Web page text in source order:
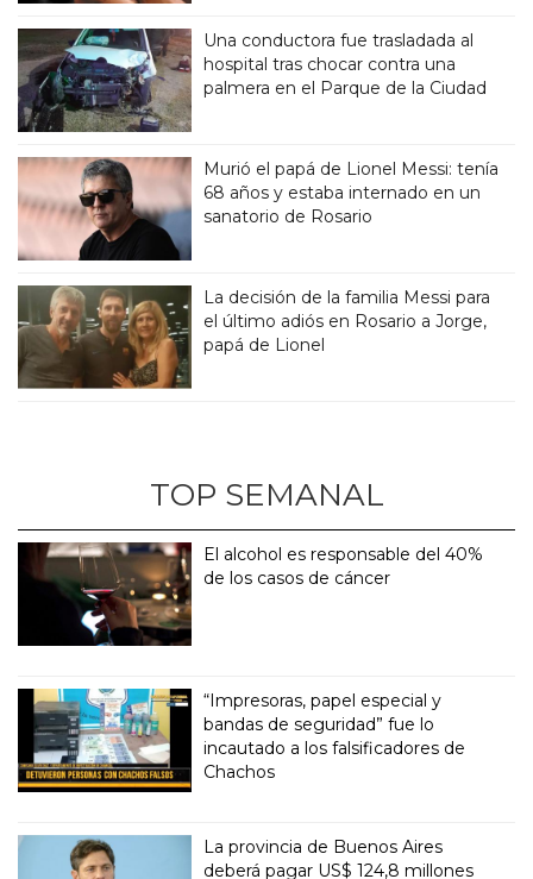
Una conductora fue trasladada al
hospital tras chocar contra una
palmera en el Parque de la Ciudad
Murió el papá de Lionel Messi: tenía
68 años y estaba internado en un
sanatorio de Rosario
La decisión de la familia Messi para
el último adiós en Rosario a Jorge,
papá de Lionel
TOP SEMANAL
El alcohol es responsable del 40%
de los casos de cáncer
“Impresoras, papel especial y
bandas de seguridad” fue lo
incautado a los falsificadores de
Chachos
La provincia de Buenos Aires
deberá pagar US$ 124,8 millones